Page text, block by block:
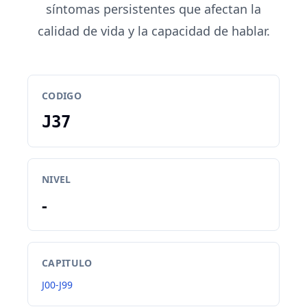
síntomas persistentes que afectan la
calidad de vida y la capacidad de hablar.
CODIGO
J37
NIVEL
-
CAPITULO
J00-J99